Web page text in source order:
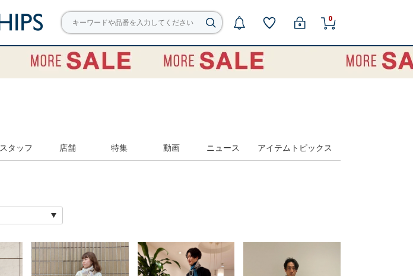
0
スタッフ 店舗 特集 動画 ニュース アイテムトピックス